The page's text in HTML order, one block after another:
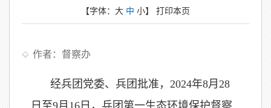
【字体： 大 中 小】 打印本页
作者：督察办
经兵团党委、兵团批准，2024年8月28
日至9月16日，兵团第一生态环境保护督察